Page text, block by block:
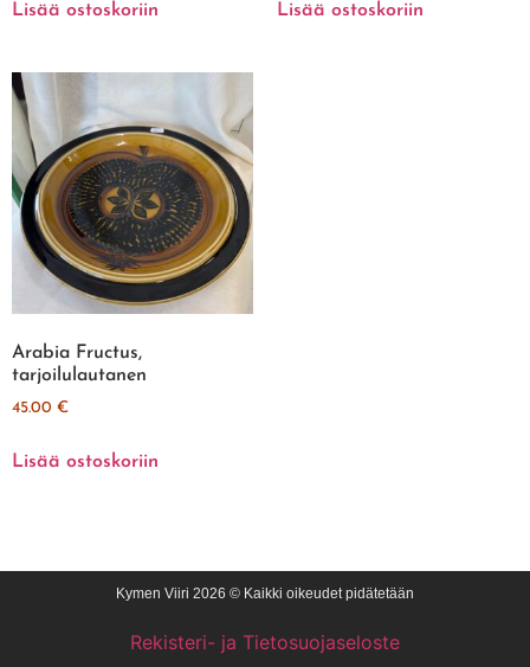
Lisää ostoskoriin Lisää ostoskoriin
Arabia Fructus,
tarjoilulautanen
45.00 €
Lisää ostoskoriin
Kymen Viiri 2026 © Kaikki oikeudet pidätetään
Rekisteri- ja Tietosuojaseloste